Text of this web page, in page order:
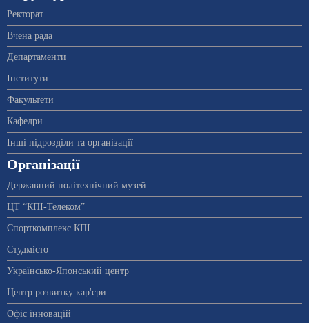
Ректорат
Вчена рада
Департаменти
Інститути
Факультети
Кафедри
Інші підрозділи та організації
Організації
Державний політехнічний музей
ЦТ “КПІ-Телеком”
Спорткомплекс КПІ
Студмісто
Українсько-Японський центр
Центр розвитку кар'єри
Офіс інновацій